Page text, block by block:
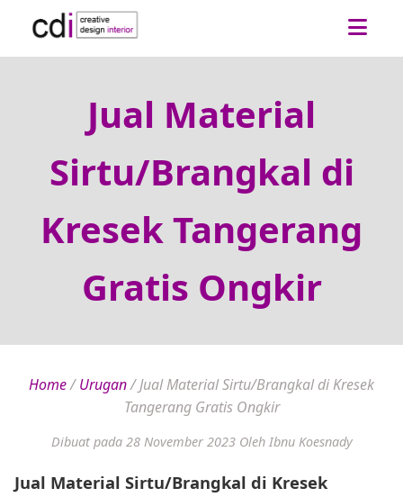
Jual Material
Sirtu/Brangkal di
Kresek Tangerang
Gratis Ongkir
Home/Urugan/Jual Material Sirtu/Brangkal di Kresek
Tangerang Gratis Ongkir
Dibuat pada 28 November 2023 Oleh Ibnu Koesnady
Jual Material Sirtu/Brangkal di Kresek